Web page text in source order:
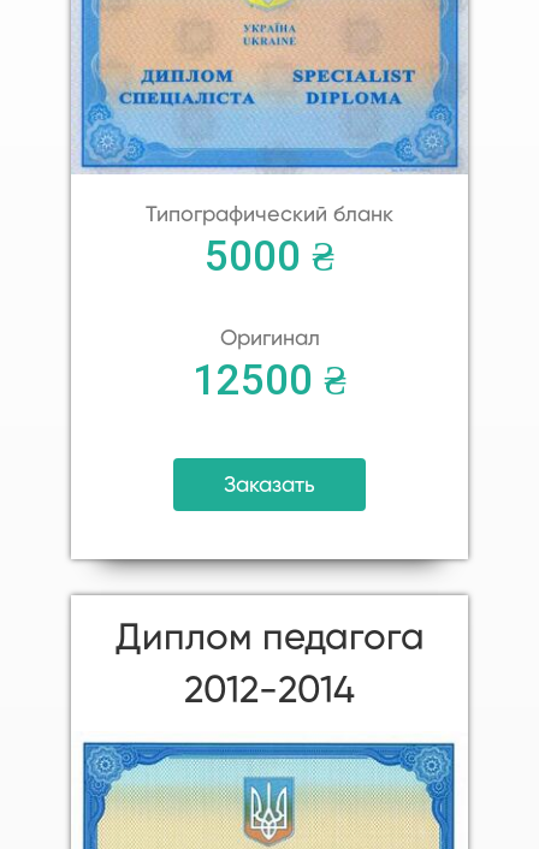
Типографический бланк
5000 ₴
Оригинал
12500 ₴
Заказать
Диплом педагога
2012-2014